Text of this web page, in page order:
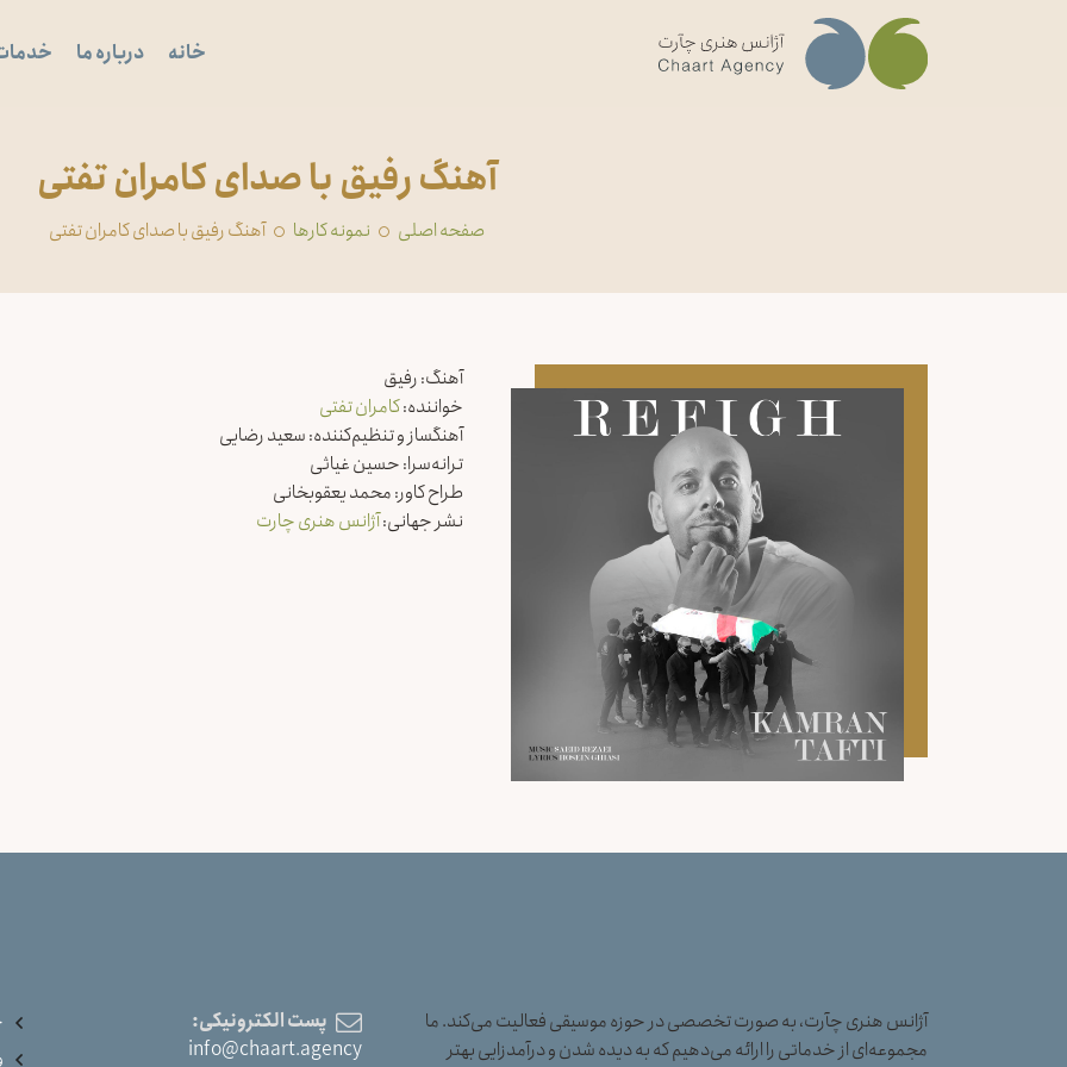
خانه درباره ما
آهنگ رفیق با صدای کامران تفتی
صفحه اصلی ‏نمونه کارها آهنگ رفیق با صدای کامران تفتی
آهنگ: رفیق
خواننده:کامران تفتی
آهنگساز و تنظیم‌کننده: سعید رضایی
ترانه‌سرا: حسین غیاثی
طراح کاور: محمد یعقوبخانی
نشر جهانی:آژانس هنری چارت
آژانس هنری چآرت، به صورت تخصصی در حوزه موسیقی فعالیت می‌کند. ما
مجموعه‌ای از خدماتی را ارائه می‌دهیم که به دیده شدن و درآمدزایی بهتر
پست الکترونیکی:
info@chaart.agency